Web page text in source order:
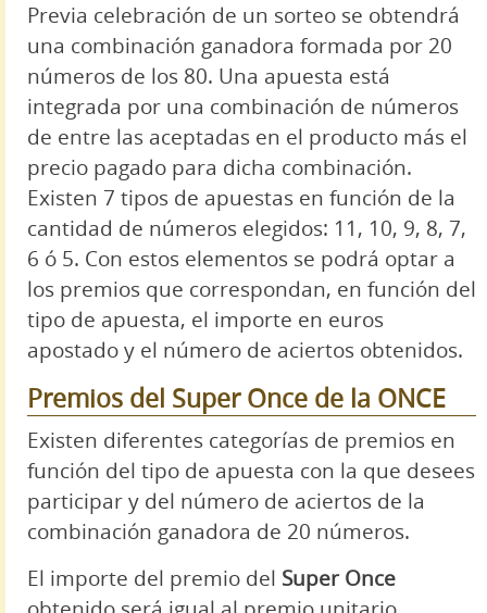
Previa celebración de un sorteo se obtendrá
una combinación ganadora formada por 20
números de los 80. Una apuesta está
integrada por una combinación de números
de entre las aceptadas en el producto más el
precio pagado para dicha combinación.
Existen 7 tipos de apuestas en función de la
cantidad de números elegidos: 11, 10, 9, 8, 7,
6 ó 5. Con estos elementos se podrá optar a
los premios que correspondan, en función del
tipo de apuesta, el importe en euros
apostado y el número de aciertos obtenidos.
Premios del Super Once de la ONCE
Existen diferentes categorías de premios en
función del tipo de apuesta con la que desees
participar y del número de aciertos de la
combinación ganadora de 20 números.
El importe del premio del Super Once